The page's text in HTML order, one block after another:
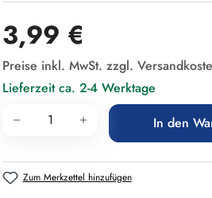
Regulärer Preis:
3,99 €
Preise inkl. MwSt. zzgl.
Lieferzeit ca. 2-4 Werktage
Produkt Anzahl: Gib
In den
Zum Merkzettel hinzufügen